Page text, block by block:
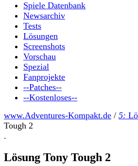
Spiele Datenbank
Newsarchiv
Tests
Lösungen
Screenshots
Vorschau
Spezial
Fanprojekte
--Patches--
--Kostenloses--
www.Adventures-Kompakt.de / 5:
Tough 2
.
Lösung Tony Tough 2